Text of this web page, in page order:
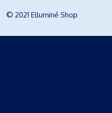
© 2021 Elluminé Shop